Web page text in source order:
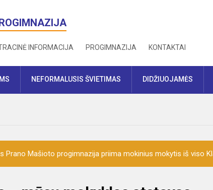
INFORMACIJA PROGIMNAZIJA KONTAKTAI
NEFORMALUSIS ŠVIETIMAS DIDŽIUOJAMĖS
Prano Mašioto progimnazija priima mokinius mokytis iš viso